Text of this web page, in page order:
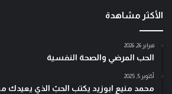
الأكثر مشاهدة
فبراير 26, 2026
الحب المرضي والصحة النفسية
أكتوبر 5, 2025
محمد منيع ابوزيد يكتب الحبّ الذي يعيدك